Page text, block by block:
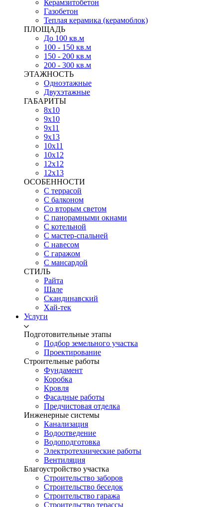
Керамзитобетон
Газобетон
Теплая керамика (керамоблок)
ПЛОЩАДЬ
До 100 кв.м
100 - 150 кв.м
150 - 200 кв.м
200 - 300 кв.м
ЭТАЖНОСТЬ
Одноэтажные
Двухэтажные
ГАБАРИТЫ
8х10
9х10
9х11
9х13
10х11
10х12
12х12
12х13
ОСОБЕННОСТИ
С террасой
С балконом
Со вторым светом
С панорамными окнами
С котельной
С мастер-спальней
С навесом
С гаражом
С мансардой
СТИЛЬ
Райта
Шале
Скандинавский
Хай-тек
Услуги
Подготовительные этапы
Подбор земельного участка
Проектирование
Строительные работы
Фундамент
Коробка
Кровля
Фасадные работы
Предчистовая отделка
Инженерные системы
Канализация
Водоотведение
Водоподготовка
Электротехнические работы
Вентиляция
Благоустройство участка
Строительство заборов
Строительство беседок
Строительство гаража
Строительство терассы